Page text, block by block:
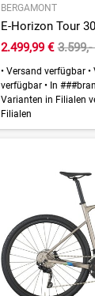
BERGAMONT
2.499,99 €
•Versand verfügbar •
verfügbar •In
Varianten in Filialen
Filialen